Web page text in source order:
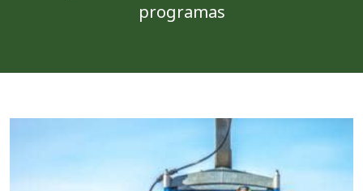
programas